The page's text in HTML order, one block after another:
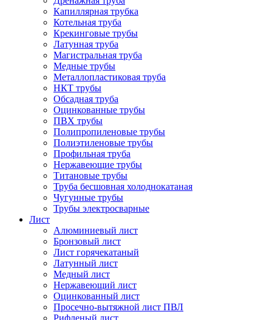
Капиллярная трубка
Котельная труба
Крекинговые трубы
Латунная труба
Магистральная труба
Медные трубы
Металлопластиковая труба
НКТ трубы
Обсадная труба
Оцинкованные трубы
ПВХ трубы
Полипропиленовые трубы
Полиэтиленовые трубы
Профильная труба
Нержавеющие трубы
Титановые трубы
Труба бесшовная холоднокатаная
Чугунные трубы
Трубы электросварные
Лист
Алюминиевый лист
Бронзовый лист
Лист горячекатаный
Латунный лист
Медный лист
Нержавеющий лист
Оцинкованный лист
Просечно-вытяжной лист ПВЛ
Рифленый лист